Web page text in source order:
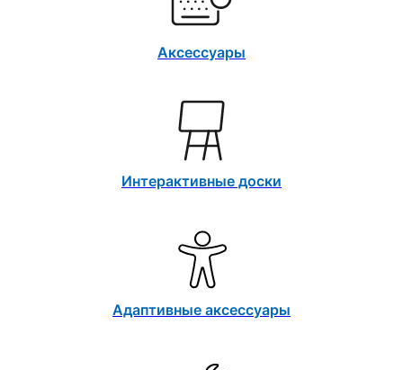
Аксессуары
Интерактивные доски
Адаптивные аксессуары